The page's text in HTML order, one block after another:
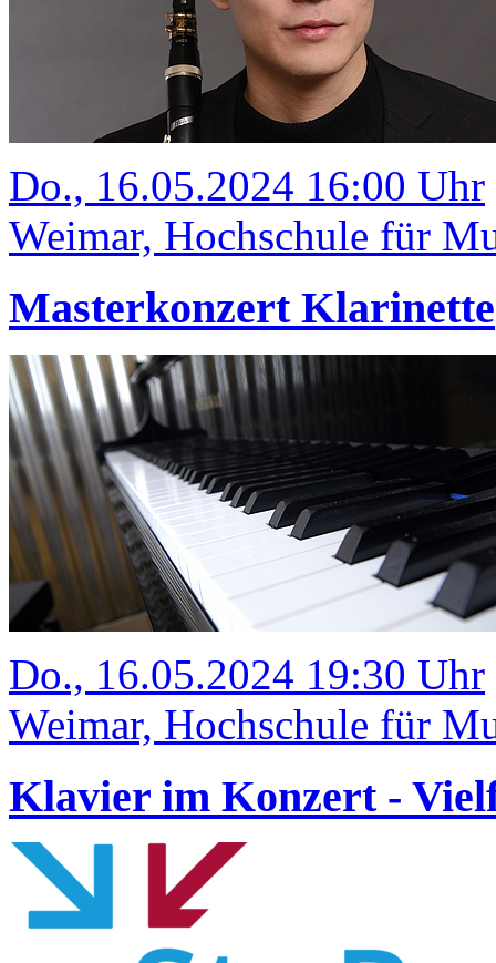
Do., 16.05.2024 16:00 Uhr
Weimar, Hochschule für
Masterkonzert Klarinette
Do., 16.05.2024 19:30 Uhr
Weimar, Hochschule für
Klavier im Konzert -